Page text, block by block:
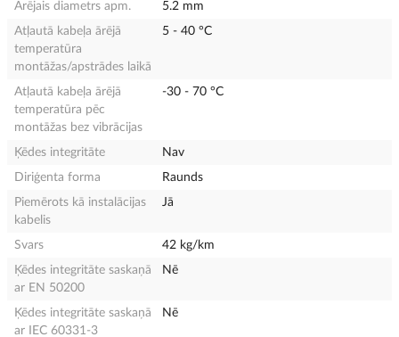
Ārējais diametrs apm.
5.2 mm
Atļautā kabeļa ārējā
temperatūra
montāžas/apstrādes laikā
5 - 40 °C
Atļautā kabeļa ārējā
temperatūra pēc
montāžas bez vibrācijas
-30 - 70 °C
Ķēdes integritāte
Nav
Diriģenta forma
Raunds
Piemērots kā instalācijas
kabelis
Jā
Svars
42 kg/km
Ķēdes integritāte saskaņā
ar EN 50200
Nē
Ķēdes integritāte saskaņā
ar IEC 60331-3
Nē